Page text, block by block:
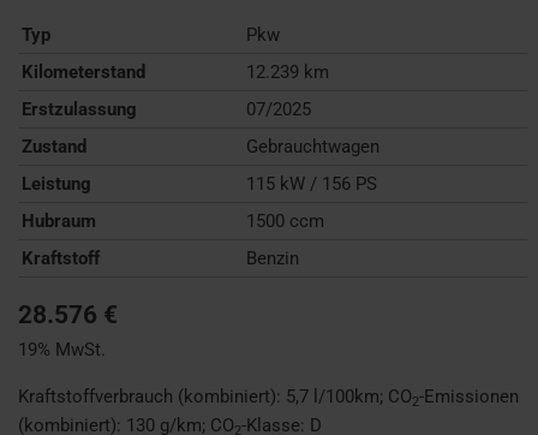
Typ
Pkw
Kilometerstand
12.239 km
Erstzulassung
07/2025
Zustand
Gebrauchtwagen
Leistung
115 kW / 156 PS
Hubraum
1500 ccm
Kraftstoff
Benzin
28.576 €
19% MwSt.
Kraftstoffverbrauch (kombiniert): 5,7 l/100km; CO2-Emissionen
(kombiniert): 130 g/km; CO2-Klasse: D